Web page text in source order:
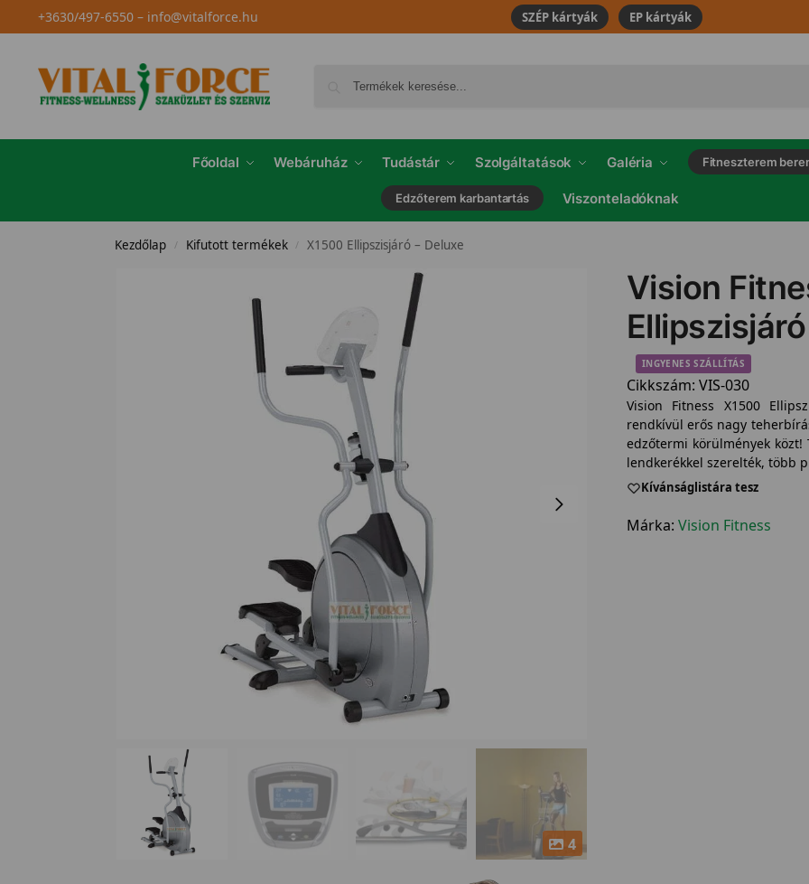
+3630/497-6550– info@vitalforce.hu SZÉP kártyák EP kártyák
Főoldal Webáruház Tudástár Szolgáltatások Galéria Fitneszterem
Edzőterem karbantartás Viszonteladóknak
Kezdőlap / Kifutott termékek / X1500 Ellipszisjáró – Deluxe
4
Vision
INGYENES SZÁLLÍTÁS
Cikkszám: VIS-030
Vision Fitness X1500
rendkívül erős nagy
edzőtermi körülmények
lendkerékkel szerelték, több p
Kívánságlistára tesz
Márka: Vision Fitness